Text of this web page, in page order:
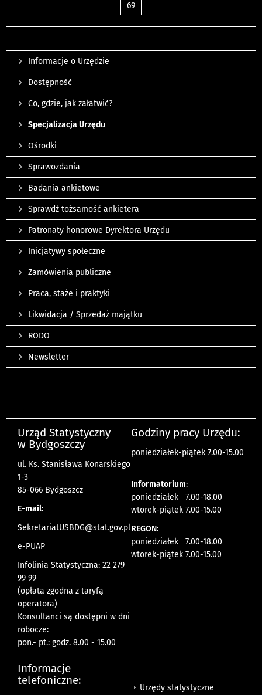
69
Informacje o Urzędzie
Dostępność
Co, gdzie, jak załatwić?
Specjalizacja Urzędu
Ośrodki
Sprawozdania
Badania ankietowe
Sprawdź tożsamość ankietera
Patronaty honorowe Dyrektora Urzędu
Inicjatywy społeczne
Zamówienia publiczne
Praca, staże i praktyki
Likwidacja / Sprzedaż majątku
RODO
Newsletter
Urząd Statystyczny
w Bydgoszczy
ul. Ks. Stanisława Konarskiego
1-3
85-066 Bydgoszcz
E-mail:
SekretariatUSBDG@stat.gov.pl
e-PUAP
Infolinia Statystyczna: 22 279
99 99
(opłata zgodna z taryfą
operatora)
Konsultanci są dostępni w dni
robocze:
pon.- pt.: godz. 8.00 - 15.00
Godziny pracy Urzędu:
poniedziałek-piątek 7.00-15.00
Informatorium:
poniedziałek 7.00-18.00
wtorek-piątek 7.00-15.00
REGON:
poniedziałek 7.00-18.00
wtorek-piątek 7.00-15.00
Informacje
telefoniczne:
Urzędy statystyczne